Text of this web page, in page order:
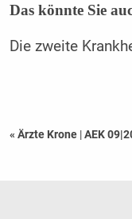
Das könnte Sie
Die zweite
« Ärzte Krone |AEK